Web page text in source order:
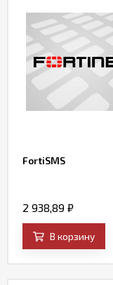
FortiSMS
2 938,89 ₽
В корзину